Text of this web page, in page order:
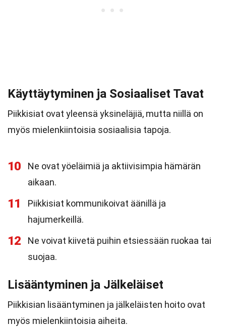
Käyttäytyminen ja Sosiaaliset Tavat
Piikkisiat ovat yleensä yksineläjiä, mutta niillä on
myös mielenkiintoisia sosiaalisia tapoja.
10
Ne ovat yöeläimiä ja aktiivisimpia hämärän
aikaan.
11
Piikkisiat kommunikoivat äänillä ja
hajumerkeillä.
12
Ne voivat kiivetä puihin etsiessään ruokaa tai
suojaa.
Lisääntyminen ja Jälkeläiset
Piikkisian lisääntyminen ja jälkeläisten hoito ovat
myös mielenkiintoisia aiheita.